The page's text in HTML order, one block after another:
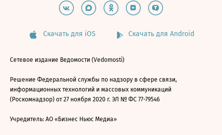
Скачать для iOS Скачать для Android
Сетевое издание Ведомости (Vedomosti)
Решение Федеральной службы по надзору в сфере связи,
информационных технологий и массовых коммуникаций
(Роскомнадзор) от 27 ноября 2020 г. ЭЛ № ФС 77-79546
Учредитель: АО «Бизнес Ньюс Медиа»